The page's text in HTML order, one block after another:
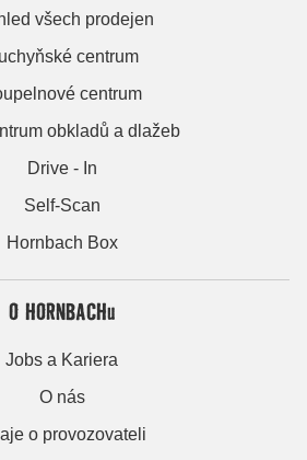
všech prodejen
centrum
centrum
obkladů a dlažeb
Drive - In
Self-Scan
Hornbach Box
O HORNBACHu
Jobs a Kariera
O nás
o provozovateli